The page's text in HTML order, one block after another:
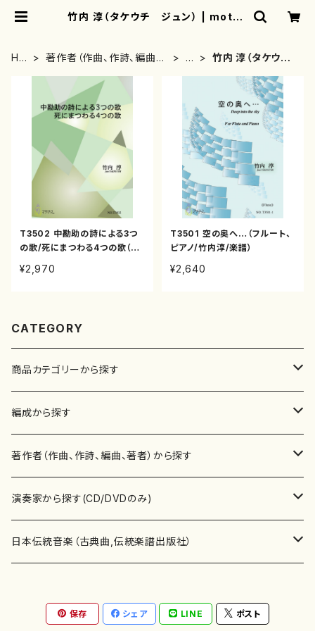
竹内 淳（タケウチ ジュン） | mothe
HO
著作者（作曲、作詩、編曲、
た
竹内 淳（タケウ
T3502 中勘助の詩による3つ
の歌/死にまつわる4つの歌（歌
¥2,970
T3501 空の奥へ…（フルート、
ピアノ/竹内淳/楽譜）
¥2,640
CATEGORY
商品カテゴリーから探す
楽譜
書籍
書籍
テキストブック
CD・DVD
チケット
邦楽ジャーナル
レコード
編成から探す
邦楽器
箏・琴（ソロ）
箏・琴（合奏）
三味線（合奏）
合唱
混声合唱
男声合唱
歌・声
ピアノ（ソロ）
洋楽器（弦楽器）
著作者（作曲、作詩、編曲、著者）から探す
あ行
青木省三(アオキ ショウゾウ)
秋山健治(アキヤマ ケンジ）
か行
蔭山滸山(カゲヤマ キョザン)
斉藤松声(サイトウ ショウセイ)
演奏家から探す(CD/DVDのみ)
邦楽（箏、三味線、尺八等）演奏家
石川高（笙）
應和惠子（声楽・ソプラノ）
洋楽-鍵盤楽器（ピアノ、オルガン等）演奏家
日本伝統音楽（古典曲,伝統楽譜出版社）
宮城道雄（宮城宗家監修）
地歌箏曲（三絃古典楽譜）
保存 シェア LINE ポスト